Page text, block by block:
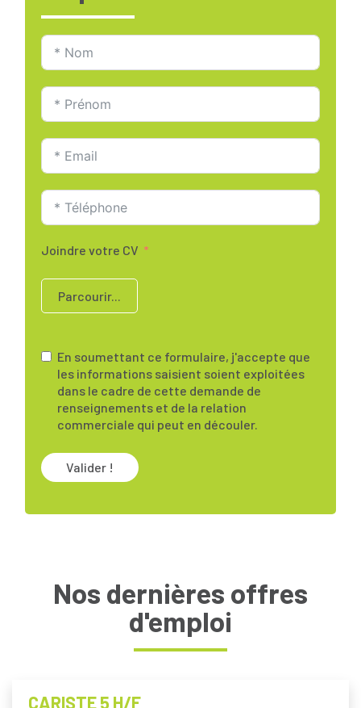
Joindre votre CV
Parcourir...
En soumettant ce formulaire, j'accepte que
les informations saisient soient exploitées
dans le cadre de cette demande de
renseignements et de la relation
commerciale qui peut en découler.
Valider !
Nos dernières offres
d'emploi
CARISTE 5 H/F